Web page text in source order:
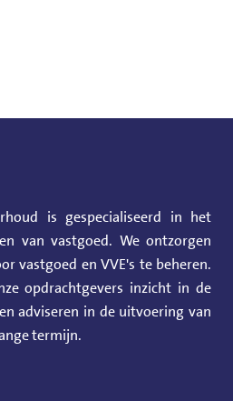
is gespecialiseerd in het
van vastgoed. We ontzorgen
vastgoed en VVE's te beheren.
opdrachtgevers inzicht in de
adviseren in de uitvoering van
termijn.